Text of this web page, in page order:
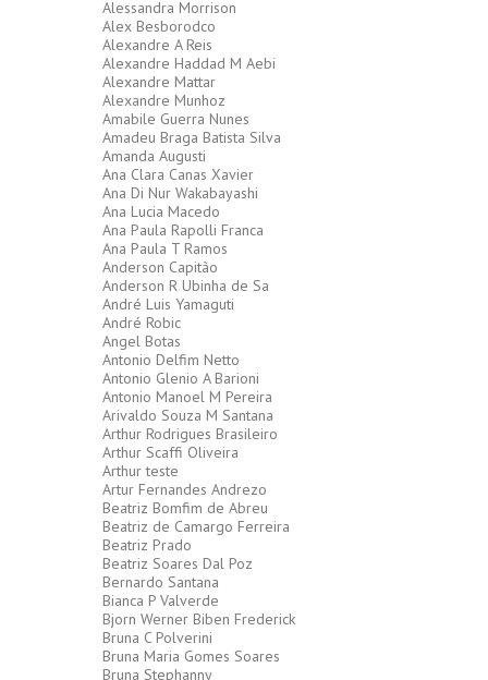
Alessandra Morrison
Alex Besborodco
Alexandre A Reis
Alexandre Haddad M Aebi
Alexandre Mattar
Alexandre Munhoz
Amabile Guerra Nunes
Amadeu Braga Batista Silva
Amanda Augusti
Ana Clara Canas Xavier
Ana Di Nur Wakabayashi
Ana Lucia Macedo
Ana Paula Rapolli Franca
Ana Paula T Ramos
Anderson Capitão
Anderson R Ubinha de Sa
André Luis Yamaguti
André Robic
Angel Botas
Antonio Delfim Netto
Antonio Glenio A Barioni
Antonio Manoel M Pereira
Arivaldo Souza M Santana
Arthur Rodrigues Brasileiro
Arthur Scaffi Oliveira
Arthur teste
Artur Fernandes Andrezo
Beatriz Bomfim de Abreu
Beatriz de Camargo Ferreira
Beatriz Prado
Beatriz Soares Dal Poz
Bernardo Santana
Bianca P Valverde
Bjorn Werner Biben Frederick
Bruna C Polverini
Bruna Maria Gomes Soares
Bruna Stephanny